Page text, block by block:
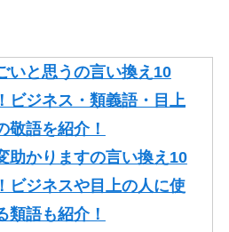
いと思うの言い換え10
ビジネス・類義語・目上
敬語を紹介！
助かりますの言い換え10
ビジネスや目上の人に使
類語も紹介！